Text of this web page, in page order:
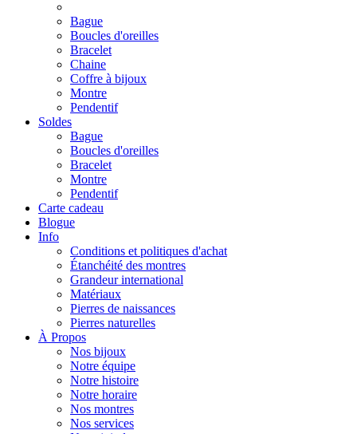
Bague
Boucles d'oreilles
Bracelet
Chaine
Coffre à bijoux
Montre
Pendentif
Soldes
Bague
Boucles d'oreilles
Bracelet
Montre
Pendentif
Carte cadeau
Blogue
Info
Conditions et politiques d'achat
Étanchéité des montres
Grandeur international
Matériaux
Pierres de naissances
Pierres naturelles
À Propos
Nos bijoux
Notre équipe
Notre histoire
Notre horaire
Nos montres
Nos services